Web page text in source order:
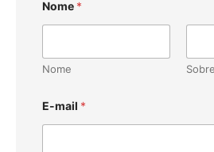
Nome *
Nome
E-mail *